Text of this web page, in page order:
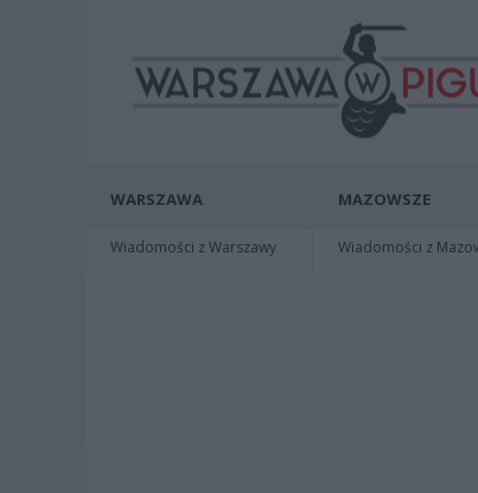
WARSZAWA
Wiadomości z Warszawy
MAZOWSZE
Wiadomości z